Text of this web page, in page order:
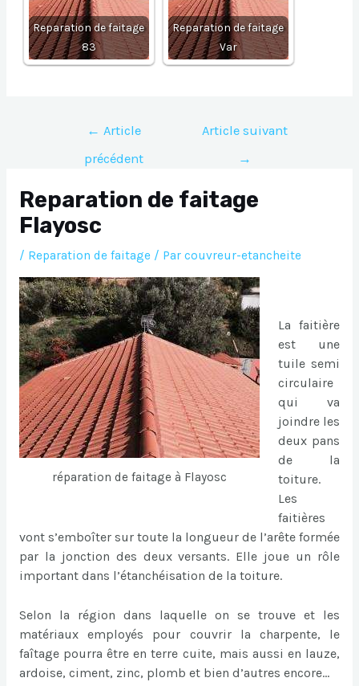
Reparation de faitage
83
Reparation de faitage
Var
Navigation
l’article
← Article
précédent
Article suivant
→
Reparation de faitage
Flayosc
/ Reparation de faitage/ Par couvreur-etancheite
réparation de faitage à Flayosc
La faitière
est une
tuile semi
circulaire
qui va
joindre les
deux pans
de la
toiture.
Les
faitières
vont s’emboîter sur toute la longueur de l’arête formée
par la jonction des deux versants. Elle joue un rôle
important dans l’étanchéisation de la toiture.
Selon la région dans laquelle on se trouve et les
matériaux employés pour couvrir la charpente, le
faîtage pourra être en terre cuite, mais aussi en lauze,
ardoise, ciment, zinc, plomb et bien d’autres encore…